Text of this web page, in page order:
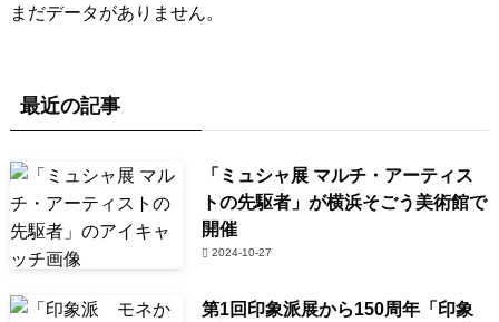
まだデータがありません。
最近の記事
「ミュシャ展 マルチ・アーティス
トの先駆者」が横浜そごう美術館で
開催
2024-10-27
第1回印象派展から150周年「印象